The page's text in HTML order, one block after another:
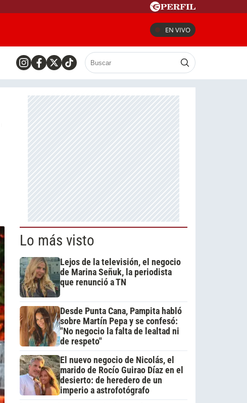
EN VIVO
Lo más visto
Lejos de la televisión, el negocio
de Marina Señuk, la periodista
que renunció a TN
Desde Punta Cana, Pampita habló
sobre Martín Pepa y se confesó:
"No negocio la falta de lealtad ni
de respeto"
El nuevo negocio de Nicolás, el
marido de Rocío Guirao Díaz en el
desierto: de heredero de un
imperio a astrofotógrafo